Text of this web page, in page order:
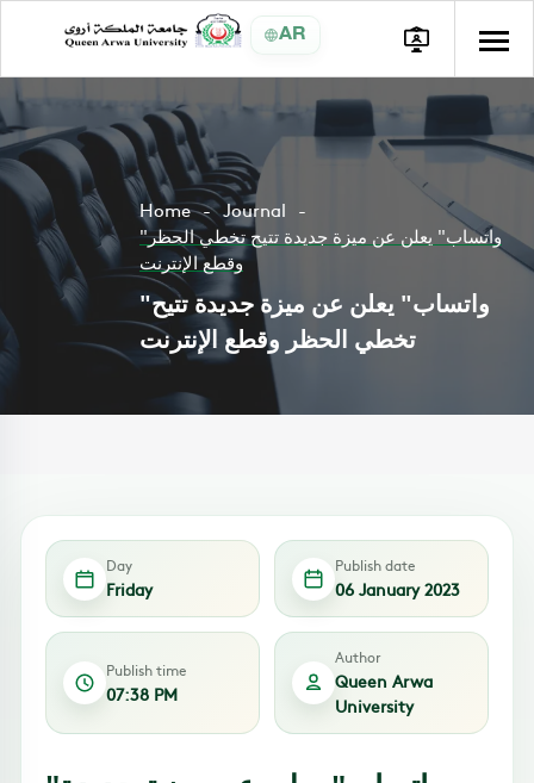
AR
Home
Journal
"واتساب" يعلن عن ميزة جديدة تتيح تخطي الحظر
وقطع الإنترنت
"واتساب" يعلن عن ميزة جديدة تتيح
تخطي الحظر وقطع الإنترنت
Day
Friday
Publish date
06 January 2023
Publish time
07:38 PM
Author
Queen Arwa
University